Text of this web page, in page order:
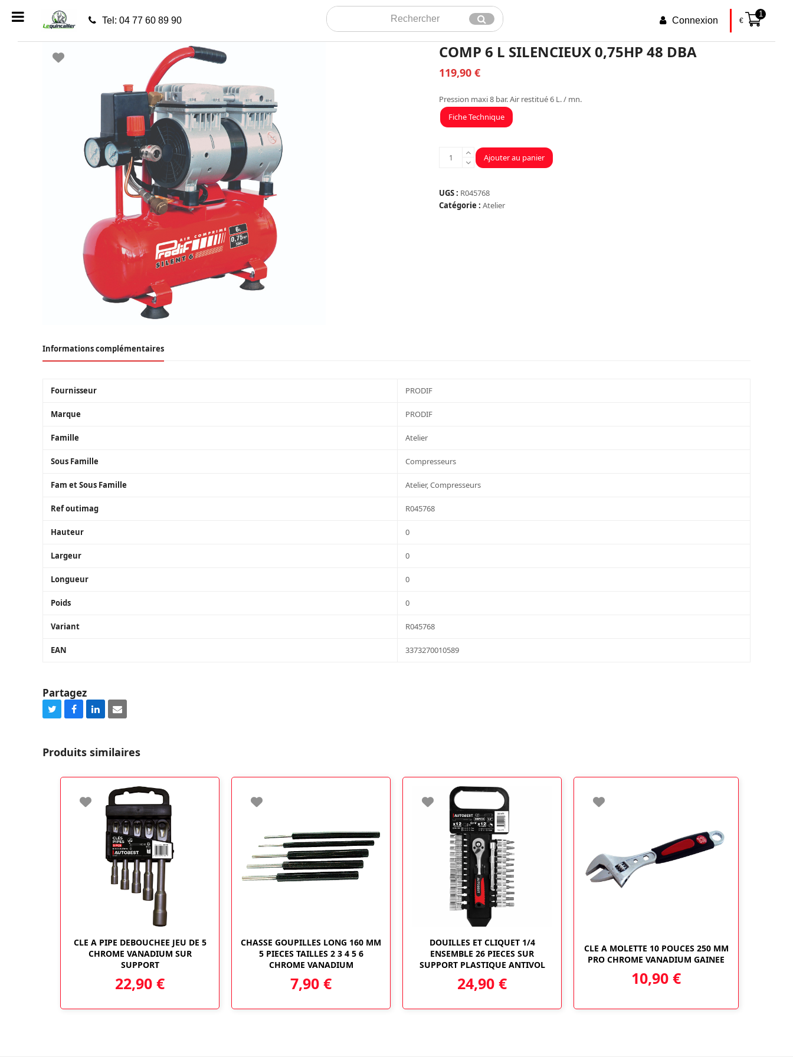
Tel: 04 77 60 89 90
Rechercher
Envoyer Connexion €
1
COMP 6 L SILENCIEUX 0,75HP 48 DBA
119,90 €
Pression maxi 8 bar. Air restitué 6 L. / mn.
Fiche Technique
quantité
6
L
Ajouter au panier
UGS : R045768
Catégorie : Atelier
Informations complémentaires
Fournisseur PRODIF
Marque PRODIF
Famille Atelier
Sous Famille Compresseurs
Fam et Sous Famille Atelier, Compresseurs
Ref outimag R045768
Hauteur 0
Largeur 0
Longueur 0
Poids 0
Variant R045768
EAN 3373270010589
Partagez
Share
Twitter
Share
Facebook
Share
LinkedIn
Share
Email
Produits similaires
CLE A PIPE DEBOUCHEE JEU DE 5
CHROME VANADIUM SUR
SUPPORT
22,90 €
CHASSE GOUPILLES LONG 160 MM
5 PIECES TAILLES 2 3 4 5 6
CHROME VANADIUM
7,90 €
DOUILLES ET CLIQUET 1/4
ENSEMBLE 26 PIECES SUR
SUPPORT PLASTIQUE ANTIVOL
24,90 €
CLE A MOLETTE 10 POUCES 250 MM
PRO CHROME VANADIUM GAINEE
10,90 €